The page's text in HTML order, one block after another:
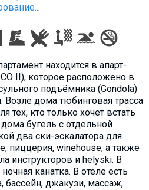
находится в апарт-
II), которое расположено в
подъёмника (Gondola)
дома тюбинговая трасса
тех, кто только хочет встать
бугель с отдельной
два ски-эскалатора для
пиццерия, winehouse, а также
инструкторов и helyski. В
канатка. В отеле есть
бассейн, джакузи, массаж,